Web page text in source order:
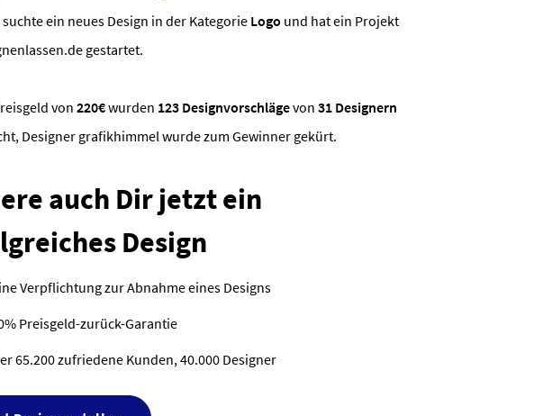
ein neues Design in der KategorieLogo und hat ein Projekt
gestartet.
von 220€wurden 123 Designvorschlägevon 31 Designern
Designer grafikhimmel wurde zum Gewinner gekürt.
auch Dir jetzt ein
Design
Verpflichtung zur Abnahme eines Designs
Preisgeld-zurück-Garantie
65.200 zufriedene Kunden, 40.000 Designer